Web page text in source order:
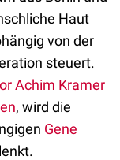
Haut
von der
steuert.
Achim Kramer
, wird die
Gene